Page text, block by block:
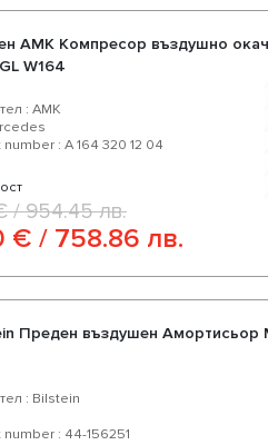
AMK Компресор въздушно
W164
: AMK
: A 164 320 12 04
/ 954.45 лв.
€ / 758.86 лв.
Преден въздушен Амортисьор
: Bilstein
: 44-156251